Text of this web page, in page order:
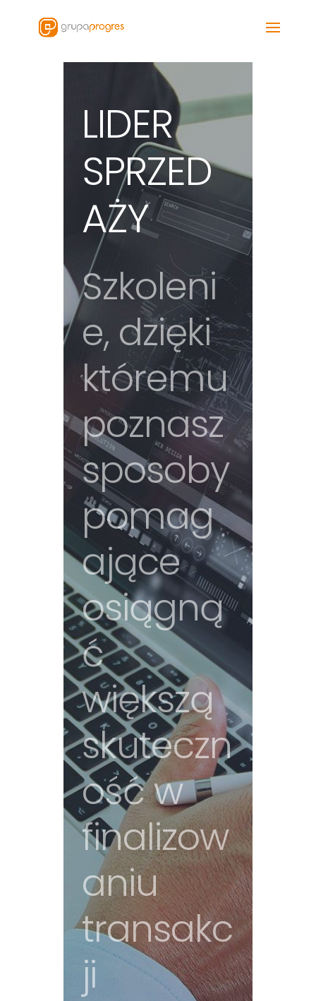
LIDER
SPRZED
AŻY
Szkoleni
e, dzięki
któremu
poznasz
sposoby
pomag
ające
osiągną
ć
większą
skuteczn
ość w
finalizow
aniu
transakc
ji